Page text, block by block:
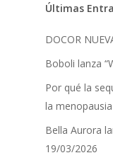
Últimas
DOCOR
Boboli lanza
Por qué la
la menopausia
Bella Aurora
19/03/2026